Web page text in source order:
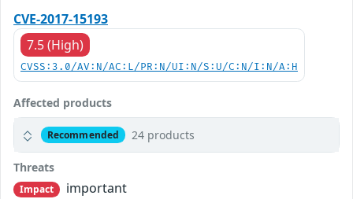
CVE-2017-15193
7.5 (High)
CVSS:3.0/AV:N/AC:L/PR:N/UI:N/S:U/C:N/I:N/A:H
Affected products
Recommended 24 products
Threats
Impact
important